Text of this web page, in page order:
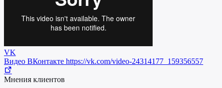
VK
Видео ВКонтакте https://vk.com/video-24314177_159356557
Мнения клиентов